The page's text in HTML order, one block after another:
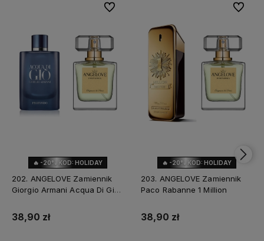
🔥 -20% KOD: HOLIDAY
202. ANGELOVE Zamiennik
Giorgio Armani Acqua Di Gio
38,90 zł
Do ulubionych
🔥 -20% KOD: HOLIDAY
203. ANGELOVE Zamiennik
Paco Rabanne 1 Million
38,90 zł
Do